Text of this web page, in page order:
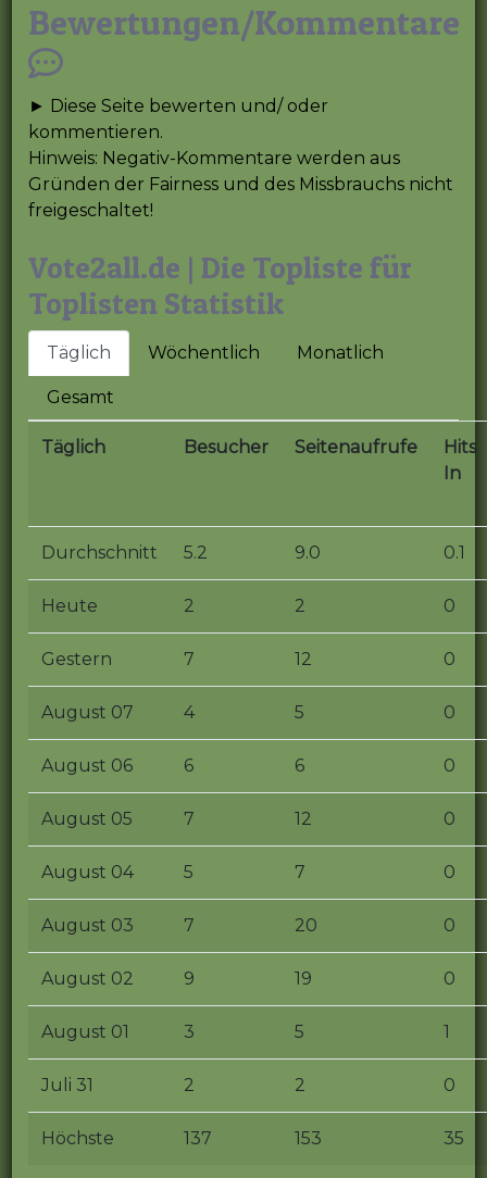
Bewertungen/Kommentare
► Diese Seite bewerten und/ oder
kommentieren.
Hinweis: Negativ-Kommentare werden aus
Gründen der Fairness und des Missbrauchs nicht
freigeschaltet!
Vote2all.de | Die Topliste für
Toplisten Statistik
Täglich Wöchentlich Monatlich
Gesamt
Täglich Besucher Seitenaufrufe
Hits
In
Durchschnitt 5.2 9.0 0.1
Heute 2 2 0
Gestern 7 12 0
August 07 4 5 0
August 06 6 6 0
August 05 7 12 0
August 04 5 7 0
August 03 7 20 0
August 02 9 19 0
August 01 3 5 1
Juli 31 2 2 0
Höchste 137 153 35